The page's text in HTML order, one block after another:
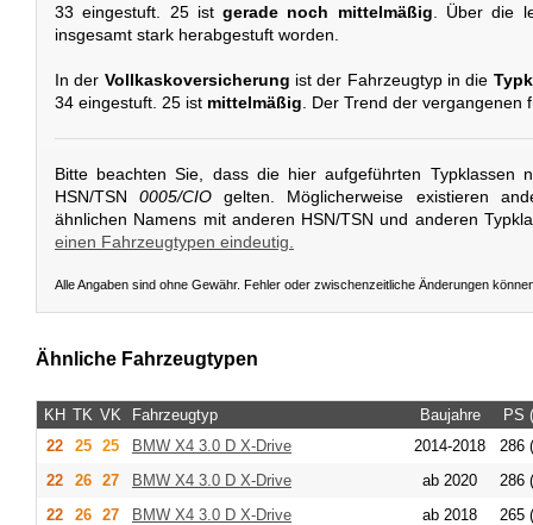
33 eingestuft. 25 istgerade noch mittelmäßig . Über die
insgesamt stark herabgestuft worden.
In der Vollkaskoversicherung ist der Fahrzeugtyp in die
34 eingestuft. 25 ist mittelmäßig. Der Trend der vergangenen
Bitte beachten Sie, dass die hier aufgeführten Typklassen
HSN/TSN0005/CIO gelten. Möglicherweise existieren
ähnlichen Namens mit anderen HSN/TSN und anderen
einen Fahrzeugtypen eindeutig.
Alle Angaben sind ohne Gewähr. Fehler oder zwischenzeitliche Änderungen
Ähnliche Fahrzeugtypen
KH TK VK Fahrzeugtyp Baujahre
PS
22
25 25 BMW X4 3.0 D X-Drive 2014-2018
286
22
26 27 BMW X4 3.0 D X-Drive ab 2020
286
22
26 27 BMW X4 3.0 D X-Drive ab 2018
265